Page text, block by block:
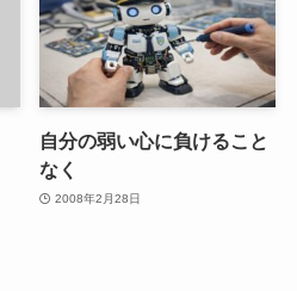
自分の弱い心に負けること
なく
2008年2月28日